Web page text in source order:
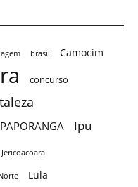
brasil
Camocim
concurso
Ipu
Jericoacoara
Lula